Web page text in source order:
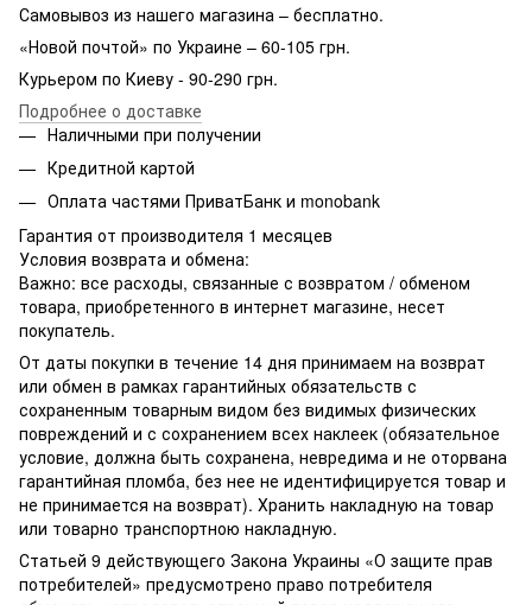
Самовывоз из нашего магазина – бесплатно.
«Новой почтой» по Украине – 60-105 грн.
Курьером по Киеву - 90-290 грн.
Подробнее о доставке
Наличными при получении
Кредитной картой
Оплата частями ПриватБанк и monobank
Гарантия от производителя 1 месяцев
Условия возврата и обмена:
Важно: все расходы, связанные с возвратом / обменом
товара, приобретенного в интернет магазине, несет
покупатель.
От даты покупки в течение 14 дня принимаем на возврат
или обмен в рамках гарантийных обязательств с
сохраненным товарным видом без видимых физических
повреждений и с сохранением всех наклеек (обязательное
условие, должна быть сохранена, невредима и не оторвана
гарантийная пломба, без нее не идентифицируется товар и
не принимается на возврат). Хранить накладную на товар
или товарно транспортною накладную.
Статьей 9 действующего Закона Украины «О защите прав
потребителей» предусмотрено право потребителя